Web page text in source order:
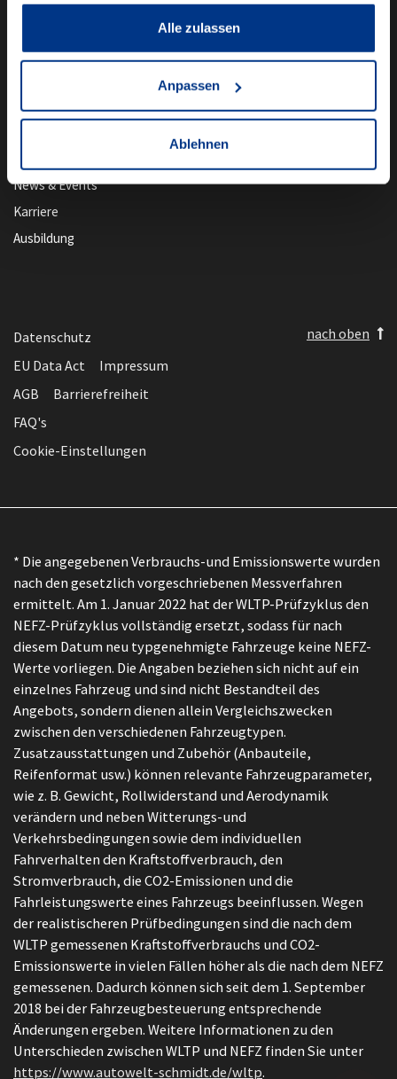
Alle zulassen
Anpassen
Ablehnen
BMW Geschäftskunden
Volkswagen Professional Class
Autowelt Schmidt
News & Events
Karriere
Ausbildung
Datenschutz
EU Data Act
Impressum
AGB
Barrierefreiheit
FAQ's
Cookie-Einstellungen
nach oben
* Die angegebenen Verbrauchs-und Emissionswerte wurden
nach den gesetzlich vorgeschriebenen Messverfahren
ermittelt. Am 1. Januar 2022 hat der WLTP-Prüfzyklus den
NEFZ-Prüfzyklus vollständig ersetzt, sodass für nach
diesem Datum neu typgenehmigte Fahrzeuge keine NEFZ-
Werte vorliegen. Die Angaben beziehen sich nicht auf ein
einzelnes Fahrzeug und sind nicht Bestandteil des
Angebots, sondern dienen allein Vergleichszwecken
zwischen den verschiedenen Fahrzeugtypen.
Zusatzausstattungen und Zubehör (Anbauteile,
Reifenformat usw.) können relevante Fahrzeugparameter,
wie z. B. Gewicht, Rollwiderstand und Aerodynamik
verändern und neben Witterungs-und
Verkehrsbedingungen sowie dem individuellen
Fahrverhalten den Kraftstoffverbrauch, den
Stromverbrauch, die CO2-Emissionen und die
Fahrleistungswerte eines Fahrzeugs beeinflussen. Wegen
der realistischeren Prüfbedingungen sind die nach dem
WLTP gemessenen Kraftstoffverbrauchs und CO2-
Emissionswerte in vielen Fällen höher als die nach dem NEFZ
gemessenen. Dadurch können sich seit dem 1. September
2018 bei der Fahrzeugbesteuerung entsprechende
Änderungen ergeben. Weitere Informationen zu den
Unterschieden zwischen WLTP und NEFZ finden Sie unter
https://www.autowelt-schmidt.de/wltp.